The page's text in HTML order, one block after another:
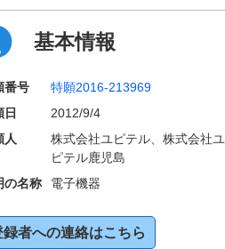
基本情報
番号 特願2016-213969
日
2012/9/4
人
株式会社ユピテル、株式会社ユ
ピテル鹿児島
の名称 電子機器
録者への連絡はこちら